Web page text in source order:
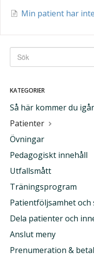
Min patient har
KATEGORIER
Så här kommer du
Patienter
Övningar
Pedagogiskt innehåll
Utfallsmått
Träningsprogram
Patientföljsamhet
Dela patienter och
Anslut meny
Prenumeration &